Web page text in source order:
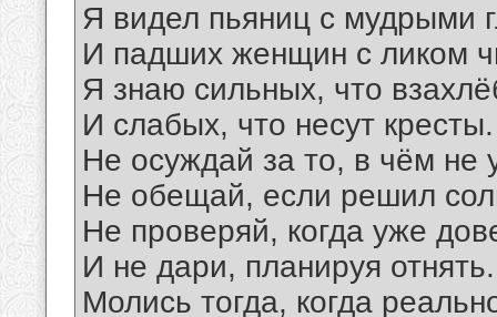
Я видел пьяниц с мудрыми
И падших женщин с ликом
Я знаю сильных, что
И слабых, что несут кресты.
Не осуждай за то, в чём не
Не обещай, если решил
Не проверяй, когда уже
И не дари, планируя отнять.
Молись тогда, когда